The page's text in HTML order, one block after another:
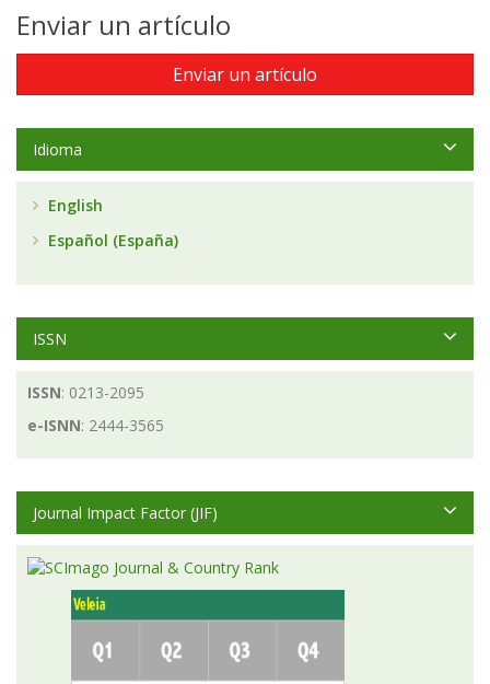
Enviar un artículo
Enviar un artículo
Idioma
English
Español (España)
ISSN
ISSN: 0213-2095
e-ISNN: 2444-3565
Journal Impact Factor (JIF)